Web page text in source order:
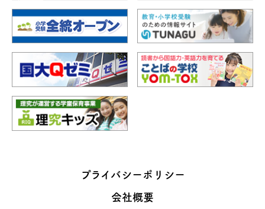
プライバシーポリシー
会社概要